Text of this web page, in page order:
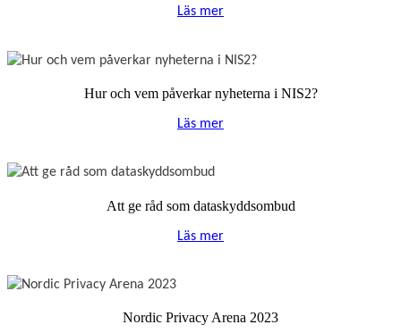
Läs mer
Hur och vem påverkar nyheterna i NIS2?
Läs mer
Att ge råd som dataskyddsombud
Läs mer
Nordic Privacy Arena 2023